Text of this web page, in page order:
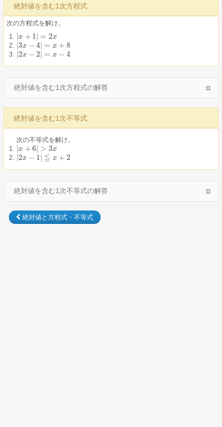
絶対値を含む1次方程式
次の方程式を解け。
x + 1 = 2x
x+ 1|=2 x
3x − 4 = x + 8
3x− 4|=x +8
2x − 2 = x − 4
2x− 2|=x −4
絶対値を含む1次方程式の解答
絶対値を含む1次不等式
次の不等式を解け。
x +6 > 3x
x+ 6|>3 x
2x − 1 ≦ x + 2
2x− 1|≦x +2
絶対値を含む1次不等式の解答
絶対値と方程式・不等式